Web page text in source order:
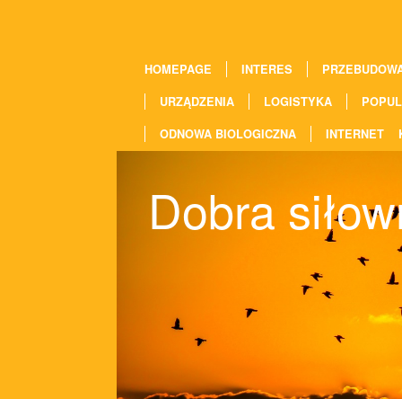
HOMEPAGE INTERES
URZĄDZENIA
LOGISTYKA
ODNOWA BIOLOGICZNA
INTERNET
Dobra